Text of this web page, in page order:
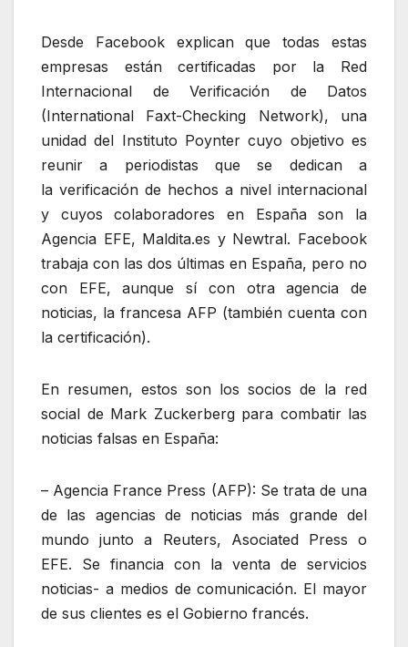
Desde Facebook explican que todas estas
empresas están certificadas por la Red
Internacional de Verificación de Datos
(International Faxt-Checking Network), una
unidad del Instituto Poynter cuyo objetivo es
reunir a periodistas que se dedican a
la verificación de hechos a nivel internacional
y cuyos colaboradores en España son la
Agencia EFE, Maldita.es y Newtral. Facebook
trabaja con las dos últimas en España, pero no
con EFE, aunque sí con otra agencia de
noticias, la francesa AFP (también cuenta con
la certificación).
En resumen, estos son los socios de la red
social de Mark Zuckerberg para combatir las
noticias falsas en España:
– Agencia France Press (AFP): Se trata de una
de las agencias de noticias más grande del
mundo junto a Reuters, Asociated Press o
EFE. Se financia con la venta de servicios
noticias- a medios de comunicación. El mayor
de sus clientes es el Gobierno francés.